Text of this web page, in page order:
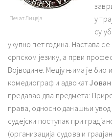
Печат Лицеја
у
су
укупно пет година. Настава
српском језику, а први
Војводине. Медју њима је
комедиограф и адвокат
предавао два предмета:
права, односно данашњи увод
судејски поступак при
(организација судова и